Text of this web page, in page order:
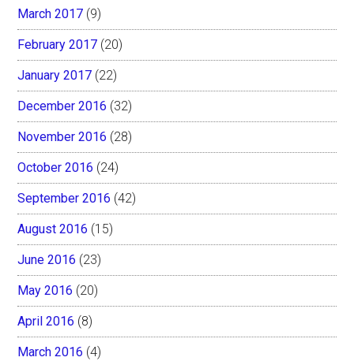
March 2017 (9)
February 2017 (20)
January 2017 (22)
December 2016 (32)
November 2016 (28)
October 2016 (24)
September 2016 (42)
August 2016 (15)
June 2016 (23)
May 2016 (20)
April 2016 (8)
March 2016 (4)